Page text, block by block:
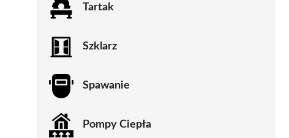
Tartak
Szklarz
Spawanie
Pompy Ciepła